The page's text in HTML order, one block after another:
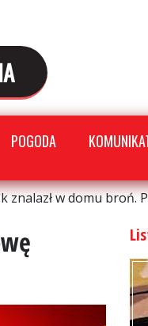
POGODA
znalazł w domu broń.